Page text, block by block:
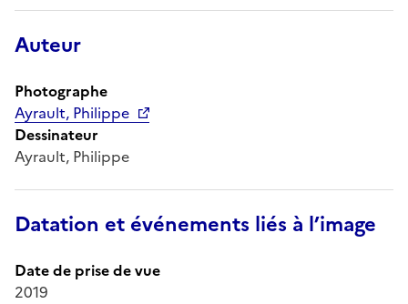
Auteur
Photographe
Ayrault, Philippe
Dessinateur
Ayrault, Philippe
Datation et événements liés à l’image
Date de prise de vue
2019